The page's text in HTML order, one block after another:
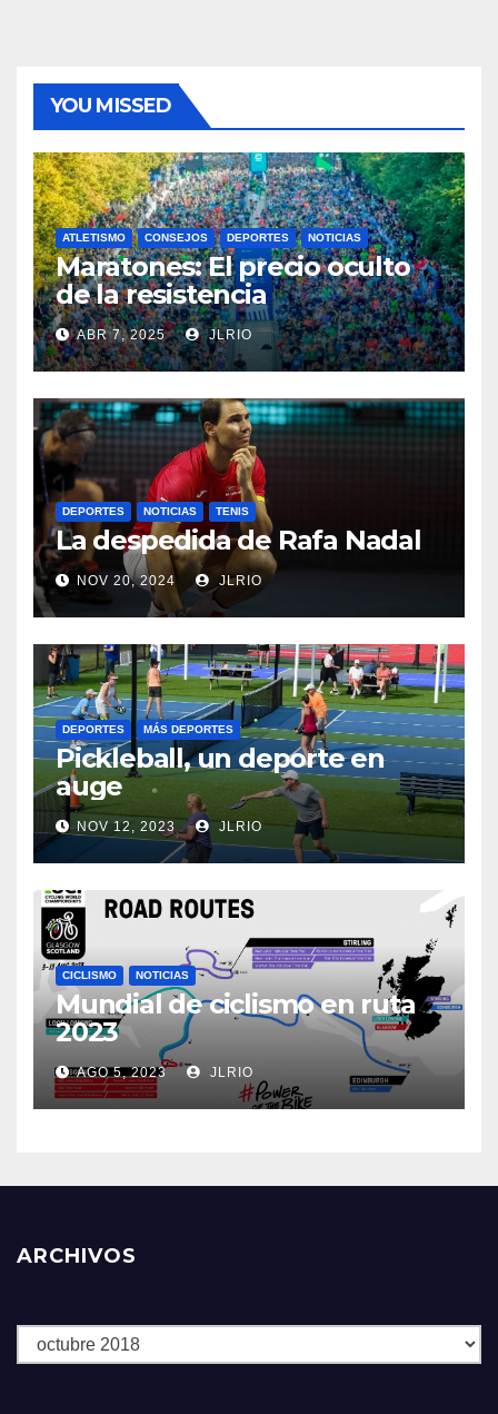
YOU MISSED
ATLETISMO CONSEJOS DEPORTES NOTICIAS
Maratones: El precio oculto
de la resistencia
ABR 7, 2025 JLRIO
DEPORTES NOTICIAS TENIS
La despedida de Rafa Nadal
NOV 20, 2024 JLRIO
DEPORTES MÁS DEPORTES
Pickleball, un deporte en
auge
NOV 12, 2023 JLRIO
CICLISMO NOTICIAS
Mundial de ciclismo en ruta
2023
AGO 5, 2023 JLRIO
ARCHIVOS
Archivos